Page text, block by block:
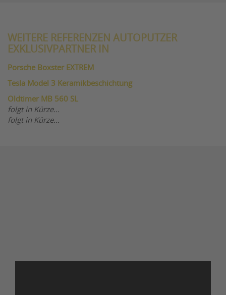
WEITERE REFERENZEN AUTOPUTZER
EXKLUSIVPARTNER IN
Porsche Boxster EXTREM
Tesla Model 3 Keramikbeschichtung
Oldtimer MB 560 SL
folgt in Kürze...
folgt in Kürze...